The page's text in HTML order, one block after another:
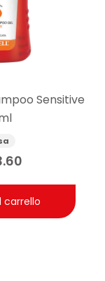
Bay rischia di
un po’ di
e asciugare
Sensitive
carrello